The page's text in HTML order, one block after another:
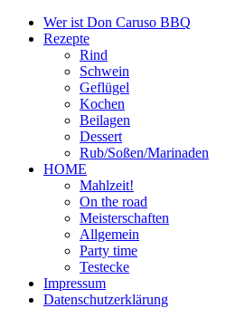
Wer ist Don Caruso BBQ
Rezepte
Rind
Schwein
Geflügel
Kochen
Beilagen
Dessert
Rub/Soßen/Marinaden
HOME
Mahlzeit!
On the road
Meisterschaften
Allgemein
Party time
Testecke
Impressum
Datenschutzerklärung